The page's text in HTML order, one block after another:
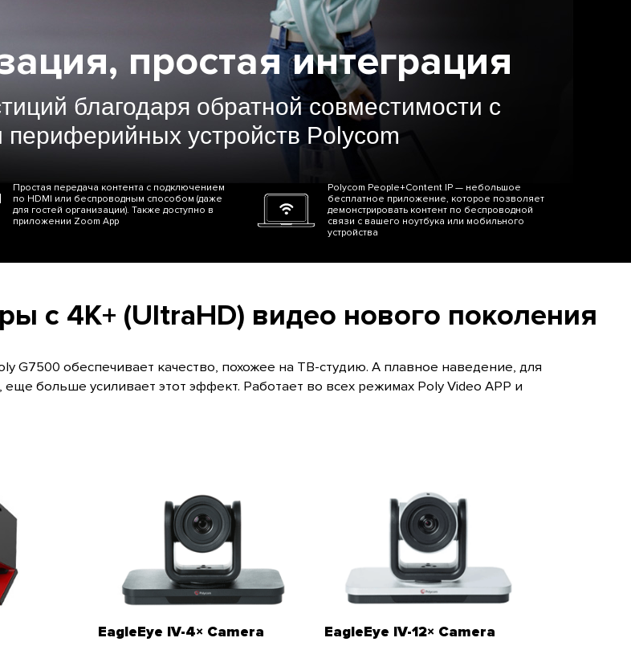
простая интеграция
благодаря обратной совместимости с
устройств Polycom
Простая передача контента с подключением
по HDMI или беспроводным способом (даже
для гостей организации). Также доступно в
приложении Zoom App
Polycom People+Content IP — небольшое
бесплатное приложение, которое позволяет
демонстрировать контент по беспроводной
связи с вашего ноутбука или мобильного
устройства
с 4K+ (UltraHD) видео нового поколения
G7500 обеспечивает качество, похожее на ТВ-студию. А плавное наведение, для
больше усиливает этот эффект. Работает во всех режимах Poly Video APP и
EagleEye IV-4× Camera EagleEye IV-12× Camera